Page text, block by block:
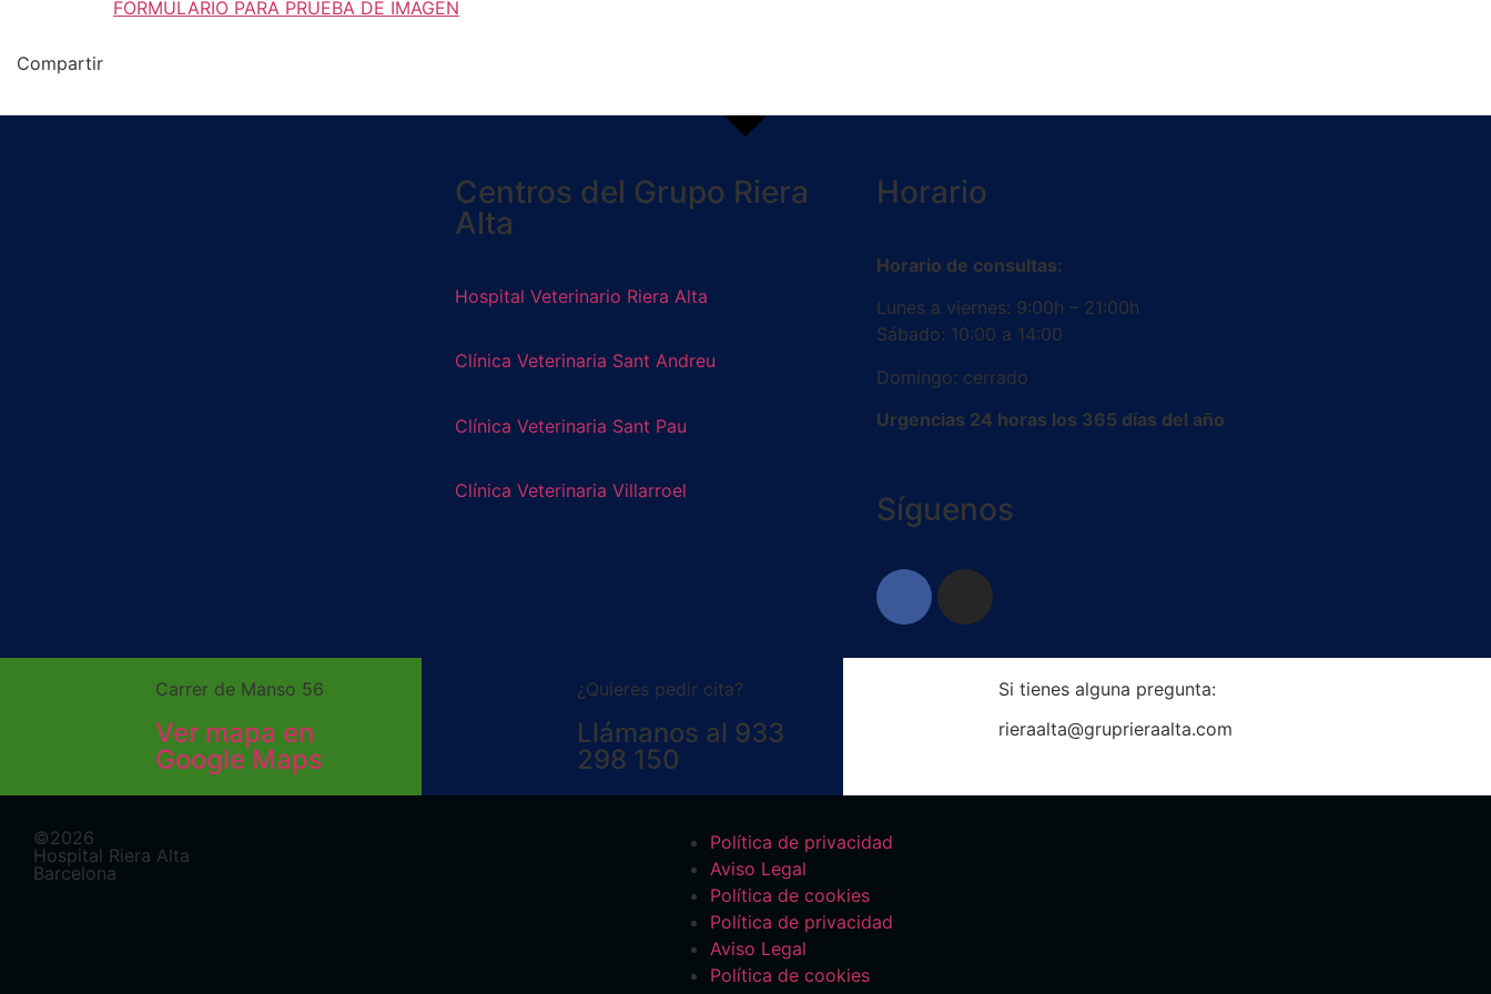
FORMULARIO PARA PRUEBA DE IMAGEN
Compartir
Centros del Grupo Riera
Alta
Hospital Veterinario Riera Alta
Clínica Veterinaria Sant Andreu
Clínica Veterinaria Sant Pau
Clínica Veterinaria Villarroel
Horario
Horario de consultas:
Lunes a viernes: 9:00h – 21:00h
Sábado: 10:00 a 14:00
Domingo: cerrado
Urgencias 24 horas los 365 días del año
Síguenos
Carrer de Manso 56
Ver mapa en
Google Maps
¿Quieres pedir cita?
Llámanos al 933
298 150
Si tienes alguna pregunta:
rieraalta@gruprieraalta.com
©2026
Hospital Riera Alta
Barcelona
Política de privacidad
Aviso Legal
Política de cookies
Política de privacidad
Aviso Legal
Política de cookies